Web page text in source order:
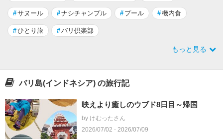
#サヌール #ナシチャンプル # プール #機内食
#ひとり旅 #バリ倶楽部
もっと見る
バリ島(インドネシア) の旅行記
映えより癒しのウブド8日目～帰国
by けむったさん
2026/07/02 - 2026/07/09